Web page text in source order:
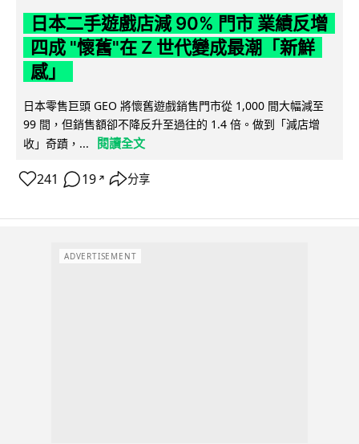
日本二手遊戲店減 90% 門市 業績反增
四成 "懷舊"在 Z 世代變成最潮「新鮮
感」
日本零售巨頭 GEO 將懷舊遊戲銷售門市從 1,000 間大幅減至
99 間，但銷售額卻不降反升至過往的 1.4 倍。做到「減店增
收」奇蹟，...
閱讀全文
241 19 ↗ 分享
ADVERTISEMENT